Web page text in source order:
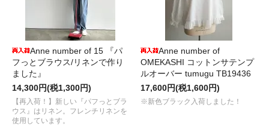
Anne number of 15 『パ
フっとブラウス/リネンで作り
ました』
14,300円(税1,300円)
【再入荷！】新しい『パフっとブラ
ウス』はリネン。フレンチリネンを
使用しています。
Anne number of
OMEKASHI コットンサテンプ
ルオーバー tumugu TB19436
17,600円(税1,600円)
※新色ブラック入荷しました！